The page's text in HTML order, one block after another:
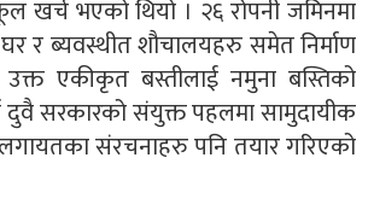
खर्च भएको थियो । २६ रोपनी जमिनमा
र ब्यवस्थीत शौचालयहरु समेत निर्माण
उक्त एकीकृत बस्तीलाई नमुना बस्तिको
दुवै सरकारको संयुक्त पहलमा सामुदायीक
संरचनाहरु पनि तयार गरिएको